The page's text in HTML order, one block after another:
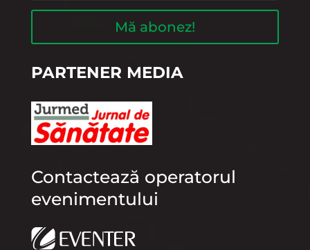
Mă abonez!
PARTENER MEDIA
Contactează operatorul
evenimentului